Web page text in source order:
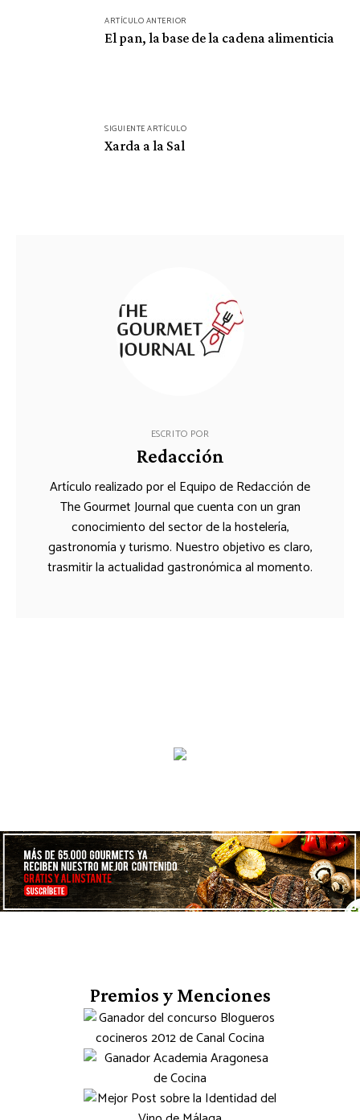
ARTÍCULO ANTERIOR
El pan, la base de la cadena alimenticia
SIGUIENTE ARTÍCULO
Xarda a la Sal
ESCRITO POR
Redacción
Artículo realizado por el Equipo de Redacción de
The Gourmet Journal que cuenta con un gran
conocimiento del sector de la hostelería,
gastronomía y turismo. Nuestro objetivo es claro,
trasmitir la actualidad gastronómica al momento.
Premios y Menciones